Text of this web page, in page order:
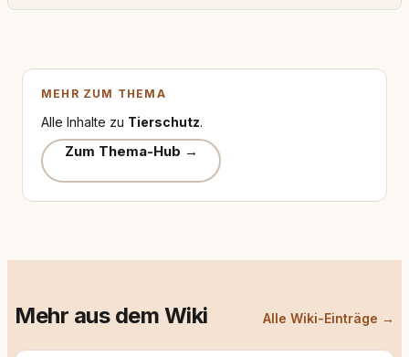
MEHR ZUM THEMA
Alle Inhalte zu Tierschutz.
Zum Thema-Hub →
Mehr aus dem Wiki Alle Wiki-Einträge →